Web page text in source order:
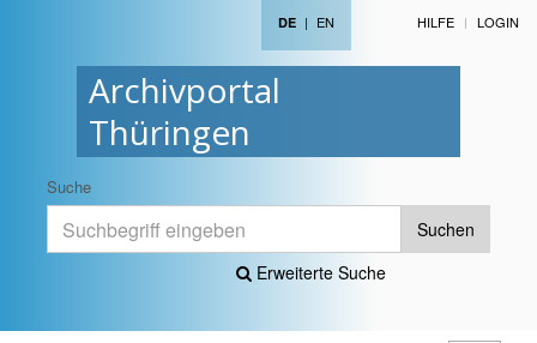
Archivportal
Thüringen
DE | EN HILFE LOGIN
Suche
Suchen
Erweiterte Suche